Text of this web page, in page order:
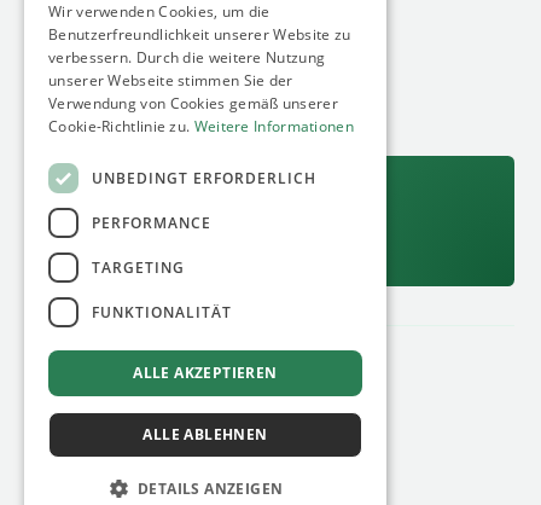
Netzanschluss-Report 2026
Gewerbe- und Industriespeicher im
Wandel
Solarspitzengesetz
Über Uns
Aktuelles
Fakten
13.08.2026
Unser nächstes kostenfreies Webinar:
C&I Standorte als digitalen Zwilling exakt erfassen
Jetzt anmelden
© 2026 minimum energy GmbH
Datenschutz Impressum
Wir verwenden Cookies, um die
Benutzerfreundlichkeit unserer Website zu
verbessern. Durch die weitere Nutzung
unserer Webseite stimmen Sie der
Verwendung von Cookies gemäß unserer
Cookie-Richtlinie zu. Weitere Informationen
UNBEDINGT ERFORDERLICH
PERFORMANCE
TARGETING
FUNKTIONALITÄT
ALLE AKZEPTIEREN
ALLE ABLEHNEN
DETAILS ANZEIGEN